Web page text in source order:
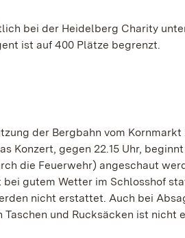
bei der Heidelberg Charity
ist auf 400 Plätze begrenzt.
der Bergbahn vom
Konzert, gegen 22.15 Uhr,
die Feuerwehr) angeschaut
bei gutem Wetter im Schlosshof
nicht erstattet. Auch bei
Taschen und Rucksäcken ist